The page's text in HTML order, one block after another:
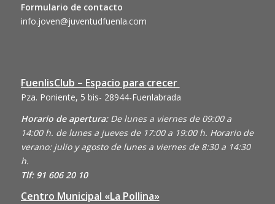
Formulario de contacto
info.joven@juventudfuenla.com
FuenlisClub – Espacio para crecer
Pza. Poniente, 5 bis- 28944-Fuenlabrada
Horario de apertura:De lunes a viernes de 09:00 a
14:00 h. de lunes a jueves de 17:00 a 19:00 h. Horario de
verano: julio y agosto de lunes a viernes de 8:30 a 14:30
h.
Tlf: 91 606 20 10
Centro Municipal «La Pollina»